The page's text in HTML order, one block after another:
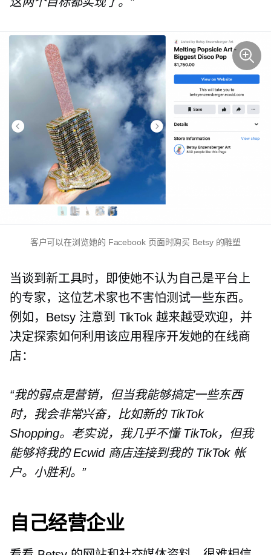
客户可以在浏览她的 Facebook 页面时购买 Betsy 的雕塑
当谈到新工具时，即使她不认为自己是平台上
的专家，这位艺术家也不害怕测试一些东西。
例如，Betsy 注意到 TikTok 越来越受欢迎，并
决定探索如何利用该应用程序开发她的在线商
店：
“我的弱点是营销，但当我能够搞定一些东西
时，我会非常兴奋，比如新的 TikTok
Shopping。老实说，我几乎不懂 TikTok，但我
能够将我的 Ecwid 商店连接到我的 TikTok 帐
户。小胜利。”
自己经营企业